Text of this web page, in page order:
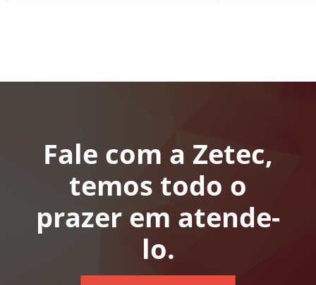
Fale com a Zetec,
temos todo o
prazer em atende-
lo.